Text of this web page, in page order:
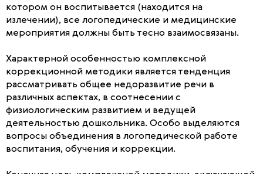
котором он воспитывается (находится на
излечении), все логопедические и медицинские
мероприятия должны быть тесно взаимосвязаны.
Характерной особенностью комплексной
коррекционной методики является тенденция
рассматривать общее недоразвитие речи в
различных аспектах, в соотнесении с
физиологическим развитием и ведущей
деятельностью дошкольника. Особо выделяются
вопросы объединения в логопедической работе
воспитания, обучения и коррекции.